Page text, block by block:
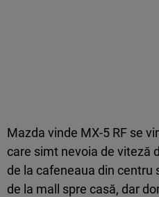
Mazda vinde MX-5 RF se
care simt nevoia de viteză
de la cafeneaua din centru
de la mall spre casă, dar